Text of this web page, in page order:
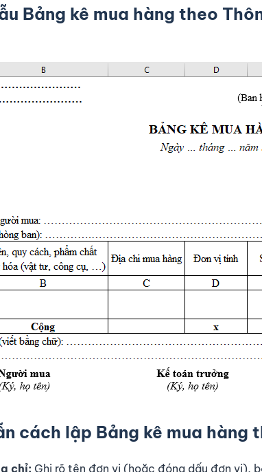
Bảng kê mua hàng theo
cách lập Bảng kê mua hàng
chỉ: Ghi rõ tên đơn vị (hoặc đóng dấu đơn vị),